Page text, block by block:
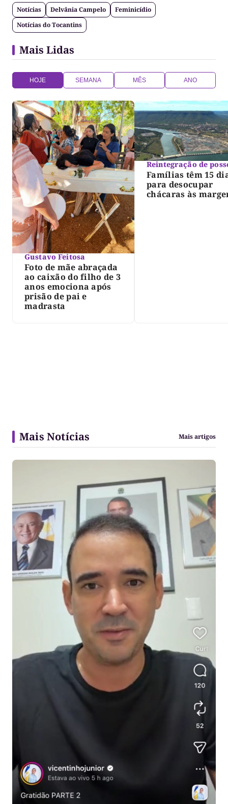
Notícias Delvânia Campelo
Feminicídio
Notícias do Tocantins
Mais Lidas
HOJE SEMANA MÊS ANO
Gustavo Feitosa
Foto de mãe abraçada
ao caixão do filho de 3
anos emociona após
prisão de pai e
madrasta
Reintegração de
Famílias têm 15
para desocupar
chácaras às
Mais Notícias Mais artigos